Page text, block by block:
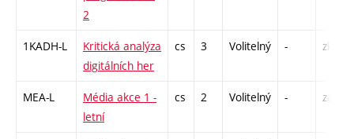
2
1KADH-L
Kritická analýza
digitálních her
cs 3 Volitelný - zk
MEA-L
Média akce 1 -
letní
cs 2 Volitelný - zá